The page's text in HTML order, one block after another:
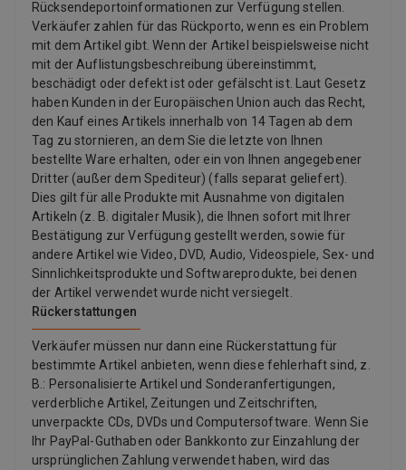
Rücksendeportoinformationen zur Verfügung stellen.
Verkäufer zahlen für das Rückporto, wenn es ein Problem
mit dem Artikel gibt. Wenn der Artikel beispielsweise nicht
mit der Auflistungsbeschreibung übereinstimmt,
beschädigt oder defekt ist oder gefälscht ist. Laut Gesetz
haben Kunden in der Europäischen Union auch das Recht,
den Kauf eines Artikels innerhalb von 14 Tagen ab dem
Tag zu stornieren, an dem Sie die letzte von Ihnen
bestellte Ware erhalten, oder ein von Ihnen angegebener
Dritter (außer dem Spediteur) (falls separat geliefert).
Dies gilt für alle Produkte mit Ausnahme von digitalen
Artikeln (z. B. digitaler Musik), die Ihnen sofort mit Ihrer
Bestätigung zur Verfügung gestellt werden, sowie für
andere Artikel wie Video, DVD, Audio, Videospiele, Sex- und
Sinnlichkeitsprodukte und Softwareprodukte, bei denen
der Artikel verwendet wurde nicht versiegelt.
Rückerstattungen
Verkäufer müssen nur dann eine Rückerstattung für
bestimmte Artikel anbieten, wenn diese fehlerhaft sind, z.
B.: Personalisierte Artikel und Sonderanfertigungen,
verderbliche Artikel, Zeitungen und Zeitschriften,
unverpackte CDs, DVDs und Computersoftware. Wenn Sie
Ihr PayPal-Guthaben oder Bankkonto zur Einzahlung der
ursprünglichen Zahlung verwendet haben, wird das